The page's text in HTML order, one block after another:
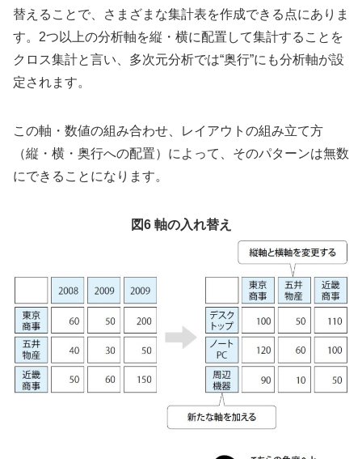
替えることで、さまざまな集計表を作成できる点にありま
す。2つ以上の分析軸を縦・横に配置して集計することを
クロス集計と言い、多次元分析では“奥行”にも分析軸が設
定されます。
この軸・数値の組み合わせ、レイアウトの組み立て方
（縦・横・奥行への配置）によって、そのパターンは無数
にできることになります。
図6 軸の入れ替え